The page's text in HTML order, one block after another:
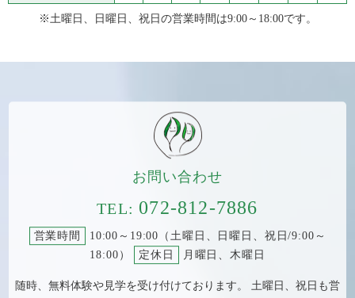
※土曜日、日曜日、祝日の営業時間は9:00～18:00です。
お問い合わせ
TEL: 072-812-7886
営業時間
10:00～19:00（土曜日、日曜日、祝日/9:00～
18:00）
定休日 月曜日、木曜日
随時、無料体験や見学を受け付けております。 土曜日、祝日も営